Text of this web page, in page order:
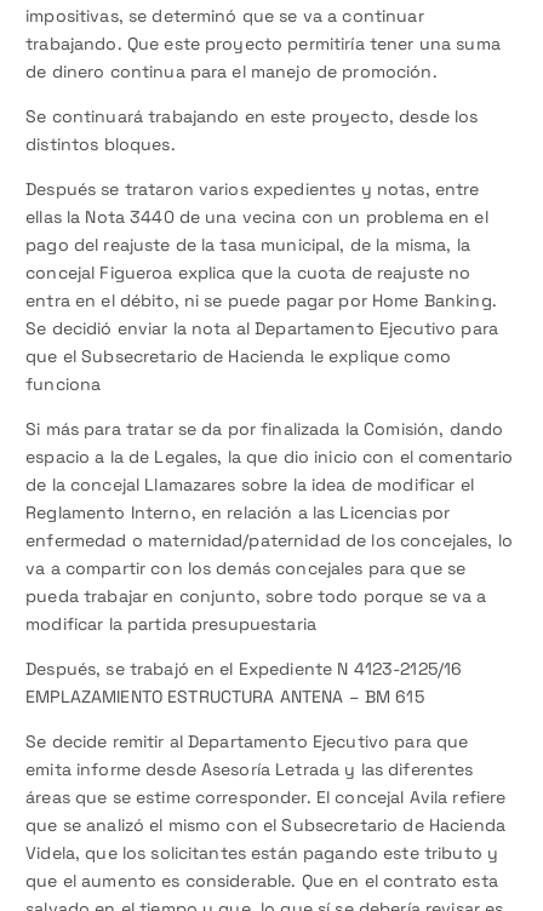
impositivas, se determinó que se va a continuar
trabajando. Que este proyecto permitiría tener una suma
de dinero continua para el manejo de promoción.
Se continuará trabajando en este proyecto, desde los
distintos bloques.
Después se trataron varios expedientes y notas, entre
ellas la Nota 3440 de una vecina con un problema en el
pago del reajuste de la tasa municipal, de la misma, la
concejal Figueroa explica que la cuota de reajuste no
entra en el débito, ni se puede pagar por Home Banking.
Se decidió enviar la nota al Departamento Ejecutivo para
que el Subsecretario de Hacienda le explique como
funciona
Si más para tratar se da por finalizada la Comisión, dando
espacio a la de Legales, la que dio inicio con el comentario
de la concejal Llamazares sobre la idea de modificar el
Reglamento Interno, en relación a las Licencias por
enfermedad o maternidad/paternidad de los concejales, lo
va a compartir con los demás concejales para que se
pueda trabajar en conjunto, sobre todo porque se va a
modificar la partida presupuestaria
Después, se trabajó en el Expediente N 4123-2125/16
EMPLAZAMIENTO ESTRUCTURA ANTENA – BM 615
Se decide remitir al Departamento Ejecutivo para que
emita informe desde Asesoría Letrada y las diferentes
áreas que se estime corresponder. El concejal Avila refiere
que se analizó el mismo con el Subsecretario de Hacienda
Videla, que los solicitantes están pagando este tributo y
que el aumento es considerable. Que en el contrato esta